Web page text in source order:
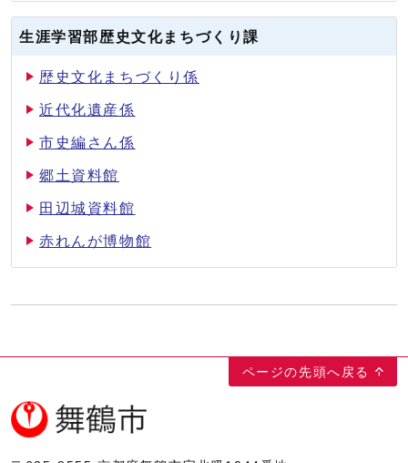
生涯学習部歴史文化まちづくり課
歴史文化まちづくり係
近代化遺産係
市史編さん係
郷土資料館
田辺城資料館
赤れんが博物館
ページの先頭へ戻る